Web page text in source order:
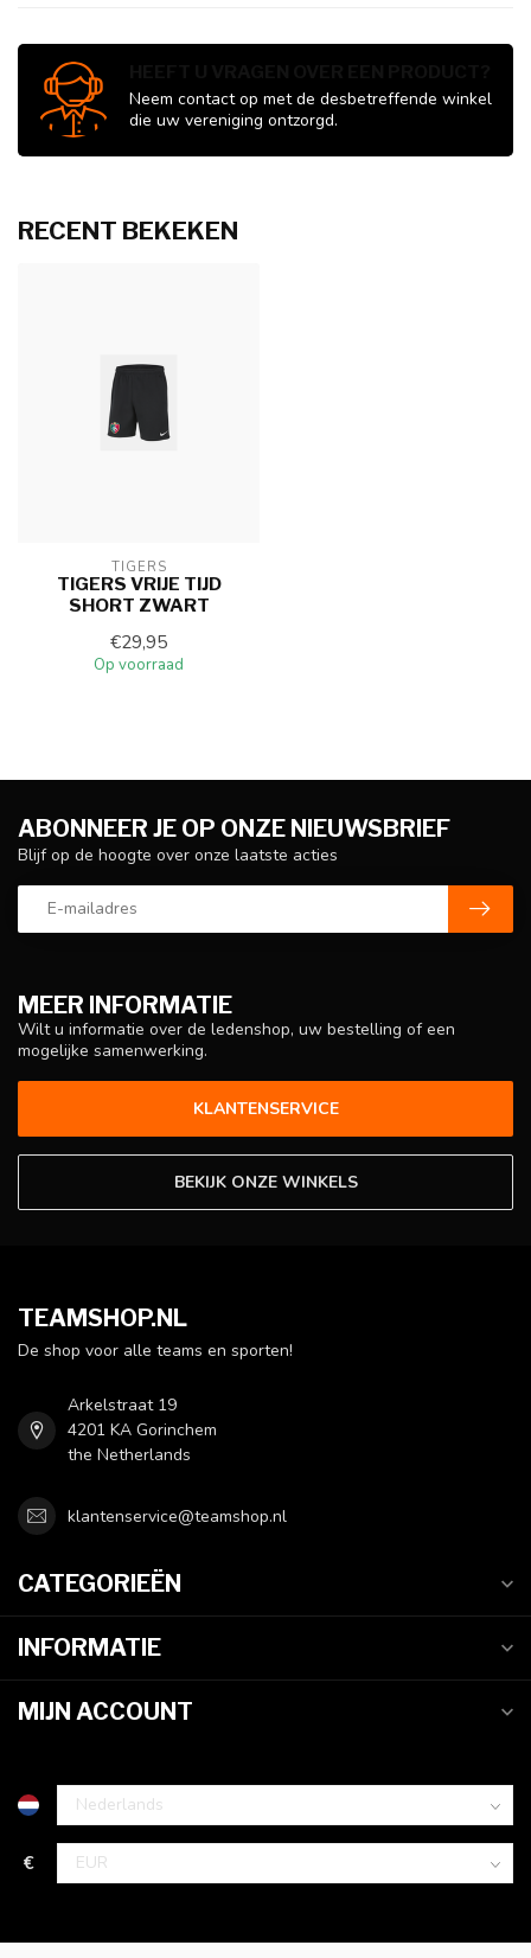
Neem contact op met de desbetreffende winkel
die uw vereniging ontzorgd.
RECENT BEKEKEN
TIGERS
TIGERS VRIJE TIJD
SHORT ZWART
€29,95
Op voorraad
MEER INFORMATIE
Wilt u informatie over de ledenshop, uw bestelling of een
mogelijke samenwerking.
KLANTENSERVICE
BEKIJK ONZE WINKELS
ABONNEER JE OP ONZE NIEUWSBRIEF
Blijf op de hoogte over onze laatste acties
TEAMSHOP.NL
De shop voor alle teams en sporten!
Arkelstraat 19
4201 KA Gorinchem
the Netherlands
klantenservice@teamshop.nl
CATEGORIEËN
INFORMATIE
MIJN ACCOUNT
€